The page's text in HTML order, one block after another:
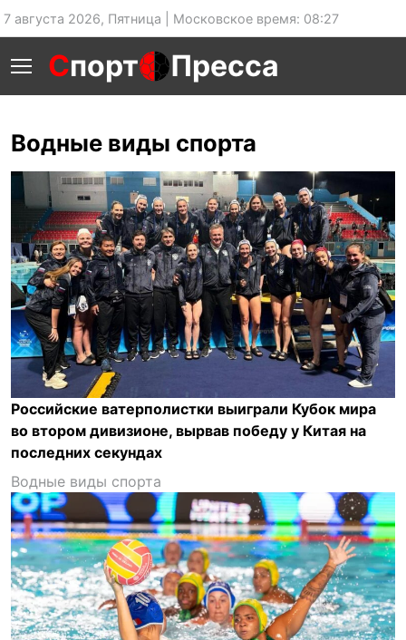
7 августа 2026, Пятница | Московское время: 08:27
Спорт Пресса
Водные виды спорта
Российские ватерполистки выиграли Кубок мира
во втором дивизионе, вырвав победу у Китая на
последних секундах
Водные виды спорта